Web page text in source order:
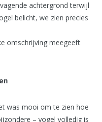
achtergrond terwijl
belicht, we zien precies
omschrijving meegeeft
was mooi om te zien hoe
– vogel volledig is